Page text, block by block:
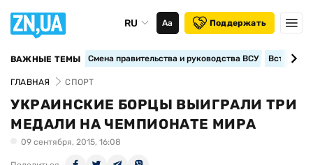
RU Аа Поддержать
ВАЖНЫЕ ТЕМЫ Смена правительства и руководства ВСУ
ГЛАВНАЯ СПОРТ
УКРАИНСКИЕ БОРЦЫ ВЫИГРАЛИ ТРИ
МЕДАЛИ НА ЧЕМПИОНАТЕ МИРА
09 сентября, 2015, 16:08